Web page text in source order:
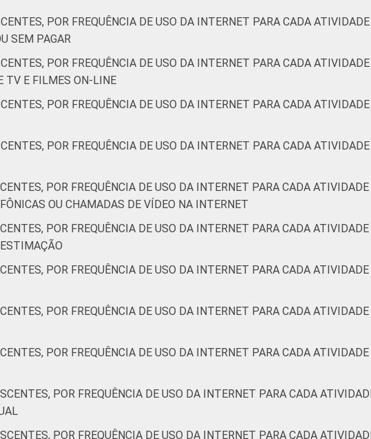
POR FREQUÊNCIA DE USO DA INTERNET PARA CADA
SEM PAGAR
POR FREQUÊNCIA DE USO DA INTERNET PARA CADA
TV E FILMES ON-LINE
POR FREQUÊNCIA DE USO DA INTERNET PARA CADA
POR FREQUÊNCIA DE USO DA INTERNET PARA CADA
POR FREQUÊNCIA DE USO DA INTERNET PARA CADA
OU CHAMADAS DE VÍDEO NA INTERNET
POR FREQUÊNCIA DE USO DA INTERNET PARA CADA
POR FREQUÊNCIA DE USO DA INTERNET PARA CADA
POR FREQUÊNCIA DE USO DA INTERNET PARA CADA
POR FREQUÊNCIA DE USO DA INTERNET PARA CADA
POR FREQUÊNCIA DE USO DA INTERNET PARA CADA
POR FREQUÊNCIA DE USO DA INTERNET PARA CADA